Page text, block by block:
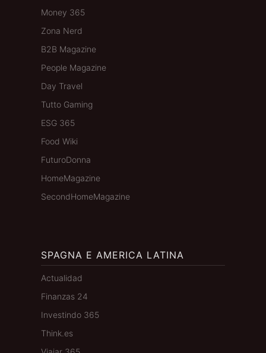
Money 365
Zona Nerd
B2B Magazine
People Magazine
Day Travel
Tutto Gaming
ESG 365
Food Wiki
FuturoDonna
HomeMagazine
SecondHomeMagazine
SPAGNA E AMERICA LATINA
Actualidad
Finanzas 24
Investindo 365
Think.es